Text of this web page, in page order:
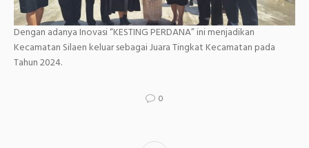
Dengan adanya Inovasi “KESTING PERDANA” ini menjadikan
Kecamatan Silaen keluar sebagai Juara Tingkat Kecamatan pada
Tahun 2024.
0